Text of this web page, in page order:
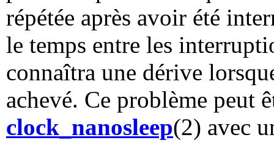
répétée après avoir été
le temps entre les
connaîtra une dérive
achevé. Ce problème peut
clock_nanosleep(2) avec